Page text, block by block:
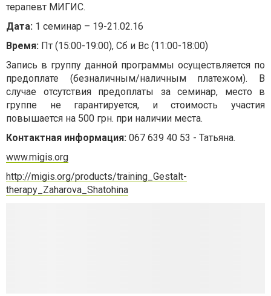
терапевт МИГИС.
Дата: 1 семинар – 19-21.02.16
Время: Пт (15:00-19:00), Сб и Вс (11:00-18:00)
Запись в группу данной программы осуществляется по
предоплате (безналичным/наличным платежом). В
случае отсутствия предоплаты за семинар, место в
группе не гарантируется, и стоимость участия
повышается на 500 грн. при наличии места.
Контактная информация: 067 639 40 53 - Татьяна.
www.migis.org
http://migis.org/products/training_Gestalt-
therapy_Zaharova_Shatohina